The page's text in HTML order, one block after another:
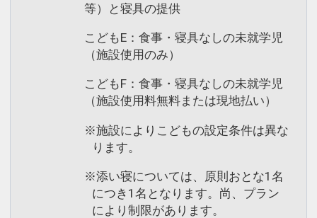
等）と寝具の提供
こどもE：食事・寝具なしの未就学児
（施設使用のみ）
こどもF：食事・寝具なしの未就学児
（施設使用料無料または現地払い）
※施設によりこどもの設定条件は異な
ります。
※添い寝については、原則おとな1名
につき1名となります。尚、プラン
により制限があります。